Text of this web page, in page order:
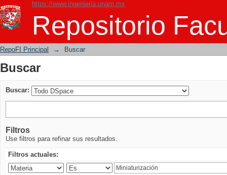
https://www.ingenieria.unam.mx
Repositorio
Buscar
RepoFI Principal → Buscar
Buscar
Buscar:
Filtros
Use filtros para refinar sus resultados.
Filtros actuales: